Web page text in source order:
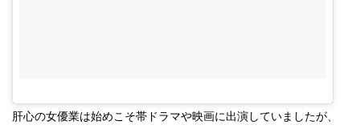
肝心の女優業は始めこそ帯ドラマや映画に出演していましたが、